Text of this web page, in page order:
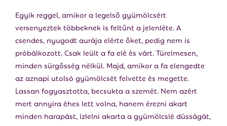
Egyik reggel, amikor a legelső gyümölcsért
versenyeztek többeknek is feltűnt a jelenléte. A
csendes, nyugodt aurája elérte őket, pedig nem is
próbálkozott. Csak leült a fa elé és várt. Türelmesen,
minden sürgősség nélkül. Majd, amikor a fa elengedte
az aznapi utolsó gyümölcsét felvette és megette.
Lassan fogyasztotta, becsukta a szemét. Nem azért
mert annyira éhes lett volna, hanem érezni akart
minden harapást, ízlelni akarta a gyümölcslé dússágát,